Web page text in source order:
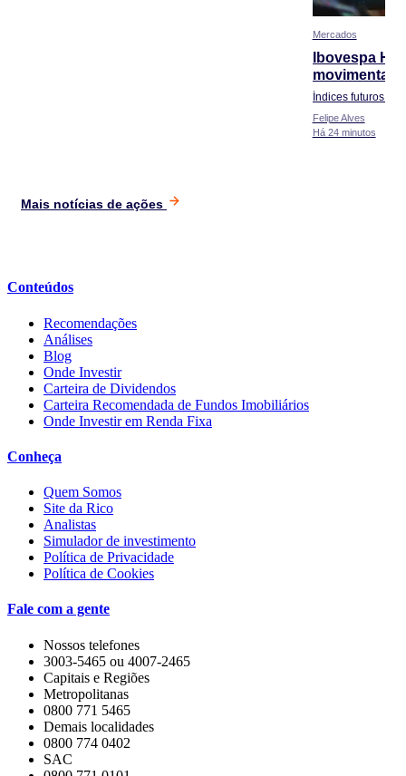
Mercados
Ibovespa
movimenta
quarta
Índices futuros
Felipe Alves
Há 24 minutos
Mais notícias de ações
Conteúdos
Recomendações
Análises
Blog
Onde Investir
Carteira de Dividendos
Carteira Recomendada de Fundos Imobiliários
Onde Investir em Renda Fixa
Conheça
Quem Somos
Site da Rico
Analistas
Simulador de investimento
Política de Privacidade
Política de Cookies
Fale com a gente
Nossos telefones
3003-5465 ou 4007-2465
Capitais e Regiões
Metropolitanas
0800 771 5465
Demais localidades
0800 774 0402
SAC